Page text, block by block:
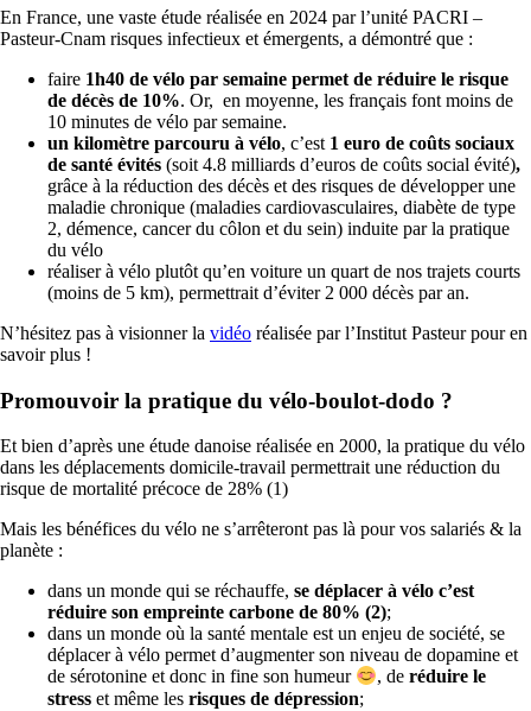
En France, une vaste étude réalisée en 2024 par l’unité PACRI –
Pasteur-Cnam risques infectieux et émergents, a démontré que :
faire 1h40 de vélo par semaine permet de réduire le risque
de décès de 10%. Or, en moyenne, les français font moins de
10 minutes de vélo par semaine.
un kilomètre parcouru à vélo, c’est 1 euro de coûts sociaux
de santé évités (soit 4.8 milliards d’euros de coûts social évité),
grâce à la réduction des décès et des risques de développer une
maladie chronique (maladies cardiovasculaires, diabète de type
2, démence, cancer du côlon et du sein) induite par la pratique
du vélo
réaliser à vélo plutôt qu’en voiture un quart de nos trajets courts
(moins de 5 km), permettrait d’éviter 2 000 décès par an.
N’hésitez pas à visionner la vidéo réalisée par l’Institut Pasteur pour en
savoir plus !
Promouvoir la pratique du vélo-boulot-dodo ?
Et bien d’après une étude danoise réalisée en 2000, la pratique du vélo
dans les déplacements domicile-travail permettrait une réduction du
risque de mortalité précoce de 28% (1)
Mais les bénéfices du vélo ne s’arrêteront pas là pour vos salariés & la
planète :
dans un monde qui se réchauffe, se déplacer à vélo c’est
réduire son empreinte carbone de 80% (2);
dans un monde où la santé mentale est un enjeu de société, se
déplacer à vélo permet d’augmenter son niveau de dopamine et
de sérotonine et donc in fine son humeur
, deréduire le
stress et même les risques de dépression;